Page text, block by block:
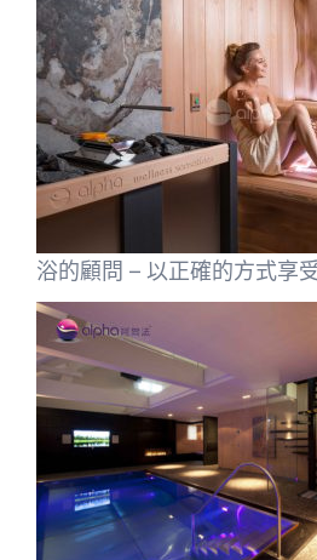
浴的顧問 – 以正確的方式享